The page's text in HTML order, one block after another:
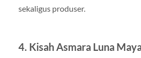
sekaligus produser.
4. Kisah Asmara Luna